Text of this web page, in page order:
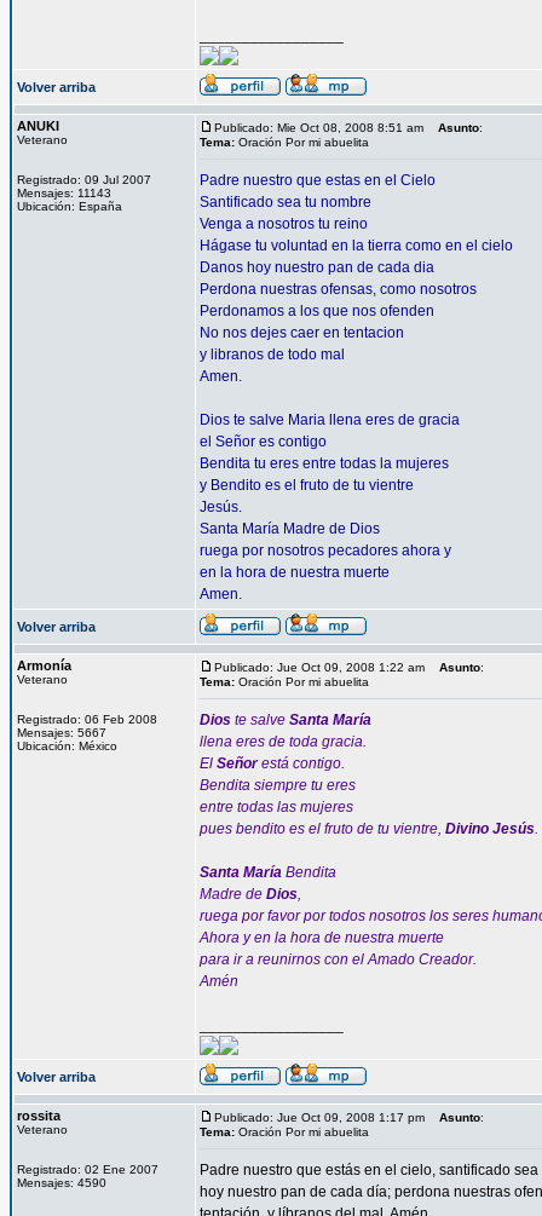
Volver arriba
ANUKI
Veterano
Registrado: 09 Jul 2007
Mensajes: 11143
Ubicación: España
Publicado: Mie Oct 08, 2008 8:51 am Asunto:
Tema: Oración Por mi abuelita
Padre nuestro que estas en el Cielo
Santificado sea tu nombre
Venga a nosotros tu reino
Hágase tu voluntad en la tierra como en el cielo
Danos hoy nuestro pan de cada dia
Perdona nuestras ofensas, como nosotros
Perdonamos a los que nos ofenden
No nos dejes caer en tentacion
y libranos de todo mal
Amen.
Dios te salve Maria llena eres de gracia
el Señor es contigo
Bendita tu eres entre todas la mujeres
y Bendito es el fruto de tu vientre
Jesús.
Santa María Madre de Dios
ruega por nosotros pecadores ahora y
en la hora de nuestra muerte
Amen.
Volver arriba
Armonía
Veterano
Registrado: 06 Feb 2008
Mensajes: 5667
Ubicación: México
Publicado: Jue Oct 09, 2008 1:22 am Asunto:
Tema: Oración Por mi abuelita
Dios te salve Santa María
llena eres de toda gracia.
El Señorestá contigo.
Bendita siempre tu eres
entre todas las mujeres
pues bendito es el fruto de tu vientre, Divino Jesús.
Santa María Bendita
Madre de Dios,
ruega por favor por todos nosotros los seres
Ahora y en la hora de nuestra muerte
para ir a reunirnos con el Amado Creador.
Amén
Volver arriba
rossita
Veterano
Registrado: 02 Ene 2007
Mensajes: 4590
Publicado: Jue Oct 09, 2008 1:17 pm Asunto:
Tema: Oración Por mi abuelita
Padre nuestro que estás en el cielo, santificado
hoy nuestro pan de cada día; perdona nuestras